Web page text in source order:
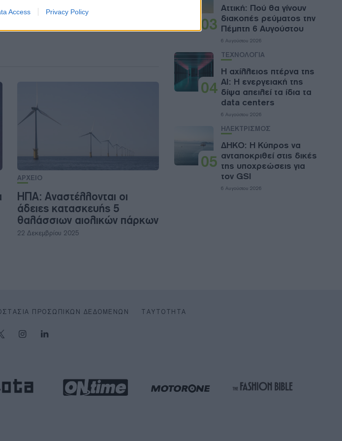
Access Privacy Policy
ΑΡΧΕΙΟ
ΗΠΑ: Αναστέλλονται οι
άδειες κατασκευής 5
θαλάσσιων αιολικών πάρκων
22 Δεκεμβρίου 2025
03
Αττική: Πού θα γίνουν
διακοπές ρεύματος την
Πέμπτη 6 Αυγούστου
6 Αυγούστου 2026
04
ΤΕΧΝΟΛΟΓΙΑ
Η αχίλλειος πτέρνα της
AI: Η ενεργειακή της
δίψα απειλεί τα ίδια τα
data centers
6 Αυγούστου 2026
05
ΗΛΕΚΤΡΙΣΜΟΣ
ΔΗΚΟ: Η Κύπρος να
ανταποκριθεί στις δικές
της υποχρεώσεις για
τον GSI
6 Αυγούστου 2026
ΠΡΟΣΩΠΙΚΏΝ ΔΕΔΟΜΈΝΩΝ ΤΑΥΤΌΤΗΤΑ